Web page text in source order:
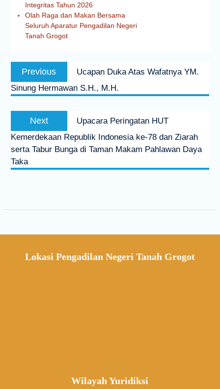
Integritas Tahun 2026
Olah Raga dan Makan Bersama
Seluruh Aparatur Pengadilan Negeri
Tanah Grogot
Previous
Ucapan Duka Atas Wafatnya YM.
Sinung Hermawan S.H., M.H.
Next
Upacara Peringatan HUT
Kemerdekaan Republik Indonesia ke-78 dan Ziarah
serta Tabur Bunga di Taman Makam Pahlawan Daya
Taka
Lokasi Pengadilan Negeri Tanah Grogot
Wilayah Yuridiksi